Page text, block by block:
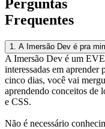
Perguntas
Frequentes
1 A Imersão Dev é pra
A Imersão Dev é um
interessadas em aprender
cinco dias, você vai
aprendendo conceitos de
e CSS.
Não é necessário